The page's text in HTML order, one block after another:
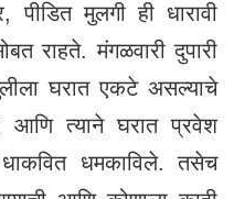
पीडित मुलगी ही धारावी
राहते. मंगळवारी दुपारी
घरात एकटे असल्याचे
आणि त्याने घरात प्रवेश
धमकाविले. तसेच